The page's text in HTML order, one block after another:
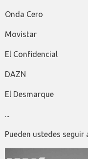
Onda Cero
Movistar
El Confidencial
DAZN
El Desmarque
...
Pueden ustedes